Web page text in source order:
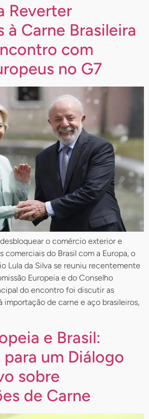
Reverter
à Carne Brasileira
com
no G7
o comércio exterior e
comerciais do Brasil com a Europa, o
Lula da Silva se reuniu recentemente
Europeia e do Conselho
do encontro foi discutir as
importação de carne e aço brasileiros,
e Brasil:
um Diálogo
sobre
de Carne